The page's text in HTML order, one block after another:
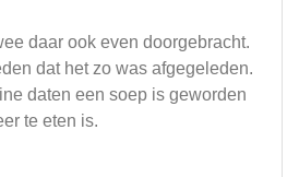
daar ook even doorgebracht.
dat het zo was afgegeleden.
daten een soep is geworden
te eten is.